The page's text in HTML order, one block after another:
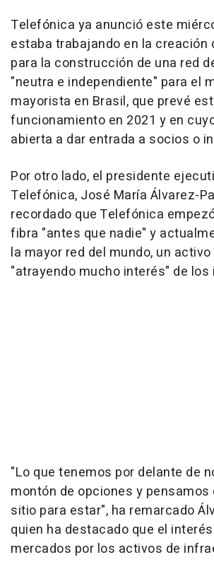
Telefónica ya anunció este
estaba trabajando en la creación
para la construcción de una red
"neutra e independiente" para el
mayorista en Brasil, que prevé
funcionamiento en 2021 y en
abierta a dar entrada a socios o
Por otro lado, el presidente
Telefónica, José María Álvarez-
recordado que Telefónica
fibra "antes que nadie" y
la mayor red del mundo, un
"atrayendo mucho interés" de los
"Lo que tenemos por delante de
montón de opciones y pensamos
sitio para estar", ha remarcado
quien ha destacado que el
mercados por los activos de